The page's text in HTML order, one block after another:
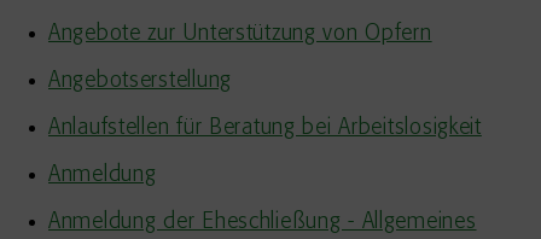
Angebote zur Unterstützung von Opfern
Angebotserstellung
Anlaufstellen für Beratung bei Arbeitslosigkeit
Anmeldung
Anmeldung der Eheschließung - Allgemeines